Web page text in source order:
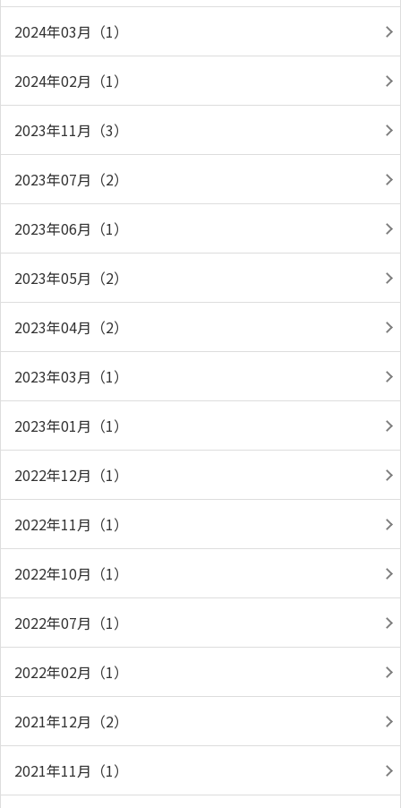
2024年03月（1）
2024年02月（1）
2023年11月（3）
2023年07月（2）
2023年06月（1）
2023年05月（2）
2023年04月（2）
2023年03月（1）
2023年01月（1）
2022年12月（1）
2022年11月（1）
2022年10月（1）
2022年07月（1）
2022年02月（1）
2021年12月（2）
2021年11月（1）